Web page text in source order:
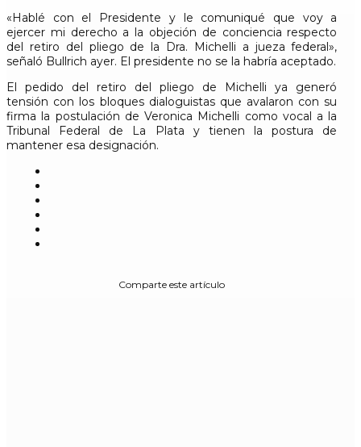
«Hablé con el Presidente y le comuniqué que voy a
ejercer mi derecho a la objeción de conciencia respecto
del retiro del pliego de la Dra. Michelli a jueza federal»,
señaló Bullrich ayer. El presidente no se la habría aceptado.
El pedido del retiro del pliego de Michelli ya generó
tensión con los bloques dialoguistas que avalaron con su
firma la postulación de Veronica Michelli como vocal a la
Tribunal Federal de La Plata y tienen la postura de
mantener esa designación.
Comparte este artículo